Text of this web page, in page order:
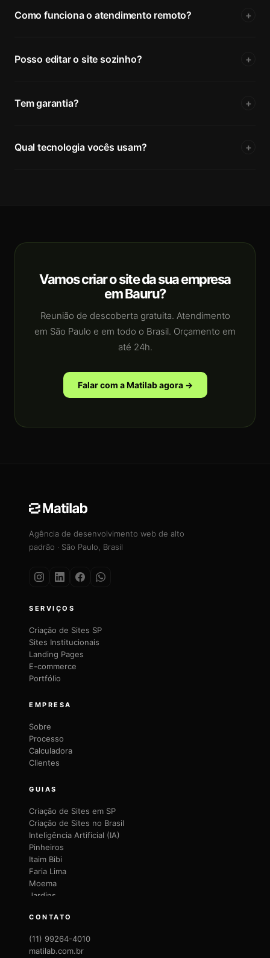
Como funciona o atendimento remoto? +
Posso editar o site sozinho? +
Tem garantia? +
Qual tecnologia vocês usam? +
Vamos criar o site da sua empresa
em Bauru?
Reunião de descoberta gratuita. Atendimento
em São Paulo e em todo o Brasil. Orçamento em
até 24h.
Falar com a Matilab agora →
Agência de desenvolvimento web de alto
padrão · São Paulo, Brasil
SERVIÇOS
Criação de Sites SP
Sites Institucionais
Landing Pages
E-commerce
Portfólio
EMPRESA
Sobre
Processo
Calculadora
Clientes
GUIAS
Criação de Sites em SP
Criação de Sites no Brasil
Inteligência Artificial (IA)
Pinheiros
Itaim Bibi
Faria Lima
Moema
Jardins
Vila Mariana
Santana
Lapa
CONTATO
(11) 99264-4010
matilab.com.br